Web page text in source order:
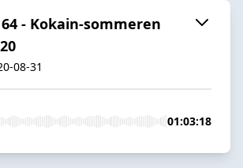
- Kokain-sommeren
08-31
01:03:18